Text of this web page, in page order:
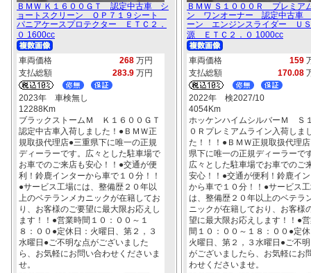
ＢＭＷ Ｋ１６００ＧＴ 認定中古車 シ
ョートスクリーン ＯＰ７１９シート
パニアケースプロテクター ＥＴＣ２．
０ 1600cc
車両価格 268 万円
支払総額
283.9 万円
2023年 車検無し
12288Km
ブラックストームＭ Ｋ１６００ＧＴ
認定中古車入荷しました！●ＢＭＷ正
規取扱代理店●三重県下に唯一の正規
ディーラーです。広々とした駐車場で
お車でのご来店も安心！！●交通が便
利！鈴鹿インターから車で１０分！！
●サービス工場には、整備歴２０年以
上のベテランメカニックが在籍してお
り、お客様のご要望に最大限お応えし
ます！！●営業時間１０：００～１
８：００●定休日：火曜日、第２，３
水曜日●ご不明な点がございました
ら、お気軽にお問い合わせくださいま
せ。
ＢＭＷ Ｓ１０００Ｒ プレミア
ン ワンオーナー 認定中古車
ーン エンジンスライダー Ｕ
源 ＥＴＣ２．０ 1000cc
車両価格 159
支払総額
170.08
2022年 検2027/10
4054Km
ホッケンハイムシルバーＭ Ｓ
０Ｒプレミアムライン入荷しま
た！！！●ＢＭＷ正規取扱代理
県下に唯一の正規ディーラーで
広々とした駐車場でお車でのご
安心！！●交通が便利！鈴鹿イ
から車で１０分！！●サービス
は、整備歴２０年以上のベテラ
ニックが在籍しており、お客様
望に最大限お応えします！！●
間１０：００～１８：００●定
火曜日、第２，３水曜日●ご不
がございましたら、お気軽にお
わせくださいませ。